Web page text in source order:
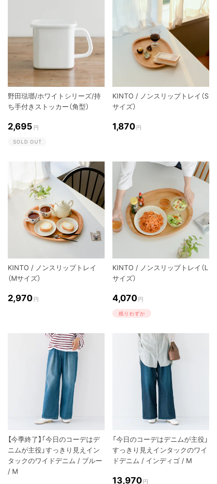
野田琺瑯/ホワイトシリーズ/持
ち手付きストッカー（角型）
2,695 円
SOLD OUT
KINTO / ノンスリップトレイ（S
サイズ）
1,870 円
KINTO / ノンスリップトレイ
（Mサイズ）
2,970 円
KINTO / ノンスリップトレイ（L
サイズ）
4,070 円
残りわずか
【今季終了】「今日のコーデはデ
ニムが主役」すっきり見えイン
タックのワイドデニム / ブルー
/ M
「今日のコーデはデニムが主役」
すっきり見えインタックのワイ
ドデニム / インディゴ / M
13,970 円